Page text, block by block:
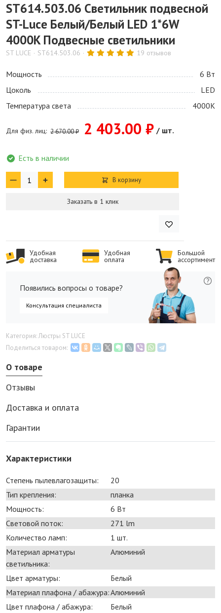
ST614.503.06 Светильник подвесной
ST-Luce Белый/Белый LED 1*6W
4000K Подвесные светильники
ST LUCE ST614.503.06 19 отзывов
Мощность
6 Bт
Цоколь
LED
Температура света
4000K
Для физ. лиц: 2 670.00 ₽ 2 403.00 ₽ / шт.
Есть в наличии
В корзину
Заказать в 1 клик
Удобная
доставка
Удобная
оплата
Большой
ассортимент
Появились вопросы о товаре?
Консультация специалиста
Категория: Люстры ST LUCE
Поделиться товаром:
О товаре
Отзывы
Доставка и оплата
Гарантии
Характеристики
Степень пылевлагозащиты:
20
Тип крепления:
планка
Мощность:
6 Bт
Световой поток:
271 lm
Количество ламп:
1 шт.
Материал арматуры
светильника:
Алюминий
Цвет арматуры:
Белый
Материал плафона / абажура:Алюминий
Цвет плафона / абажура:
Белый